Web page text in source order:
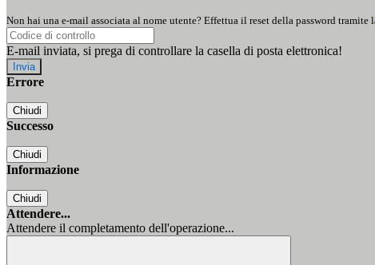
Non hai una e-mail associata al nome utente? Effettua il reset della password tramite
E-mail inviata, si prega di controllare la casella di posta elettronica!
Errore
Chiudi
Successo
Chiudi
Informazione
Chiudi
Attendere...
Attendere il completamento dell'operazione...